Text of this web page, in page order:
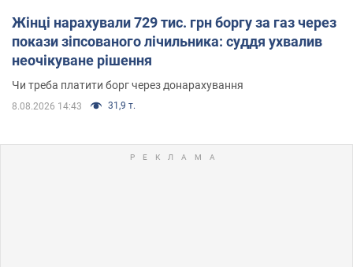
Жінці нарахували 729 тис. грн боргу за газ через
покази зіпсованого лічильника: суддя ухвалив
неочікуване рішення
Чи треба платити борг через донарахування
8.08.2026 14:43 31,9 т.